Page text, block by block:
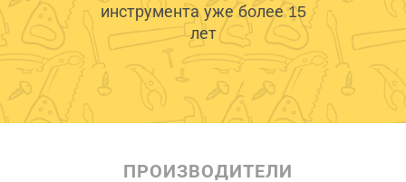
инструмента уже более 15
лет
ПРОИЗВОДИТЕЛИ